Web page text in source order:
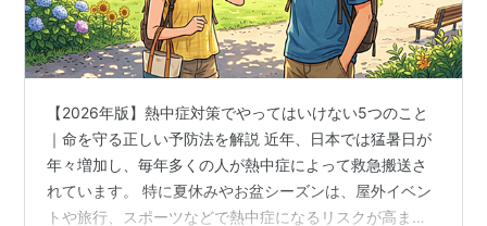
【2026年版】熱中症対策でやってはいけない5つのこと
｜命を守る正しい予防法を解説 近年、日本では猛暑日が
年々増加し、毎年多くの人が熱中症によって救急搬送さ
れています。 特に夏休みやお盆シーズンは、屋外イベン
トや旅行、スポーツなどで熱中症になるリスクが高まり